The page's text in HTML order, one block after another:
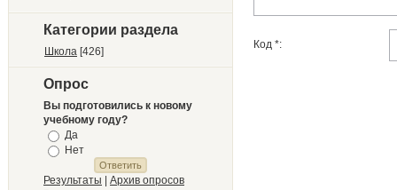
Категории раздела
Школа [426]
Опрос
Вы подготовились к новому
учебному году?
Да
Нет
Результаты | Архив опросов
Код *: